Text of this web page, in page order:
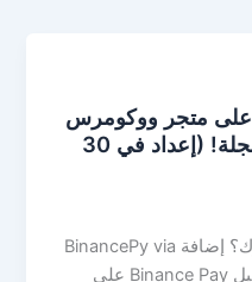
قبض مدفوعات Binance على متجر ووكومرس
دون الحاجة إلى شركة مسجلة! (إعداد في 30
هل تريد قبض الكريبتو في متجرك؟ إضافة BinancePy via
CODARAB BNB تمكنك من تفعيل Binance Pay على